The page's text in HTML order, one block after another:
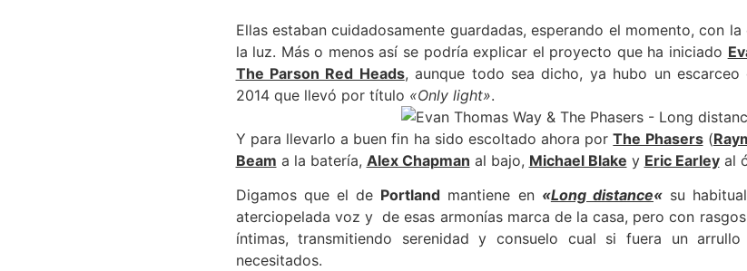
Ellas estaban cuidadosamente guardadas, esperando el momento, con
la luz. Más o menos así se podría explicar el proyecto que ha iniciado
The Parson Red Heads, aunque todo sea dicho, ya hubo un
2014 que llevó por título «Only light».
Y para llevarlo a buen fin ha sido escoltado ahora porThe Phasers(
Beam a la batería, Alex Chapman al bajo, Michael Blake y Eric Earleyal
Digamos que el de Portland mantiene en «Long distance« su
aterciopelada voz y de esas armonías marca de la casa, pero con
íntimas, transmitiendo serenidad y consuelo cual si fuera un
necesitados.